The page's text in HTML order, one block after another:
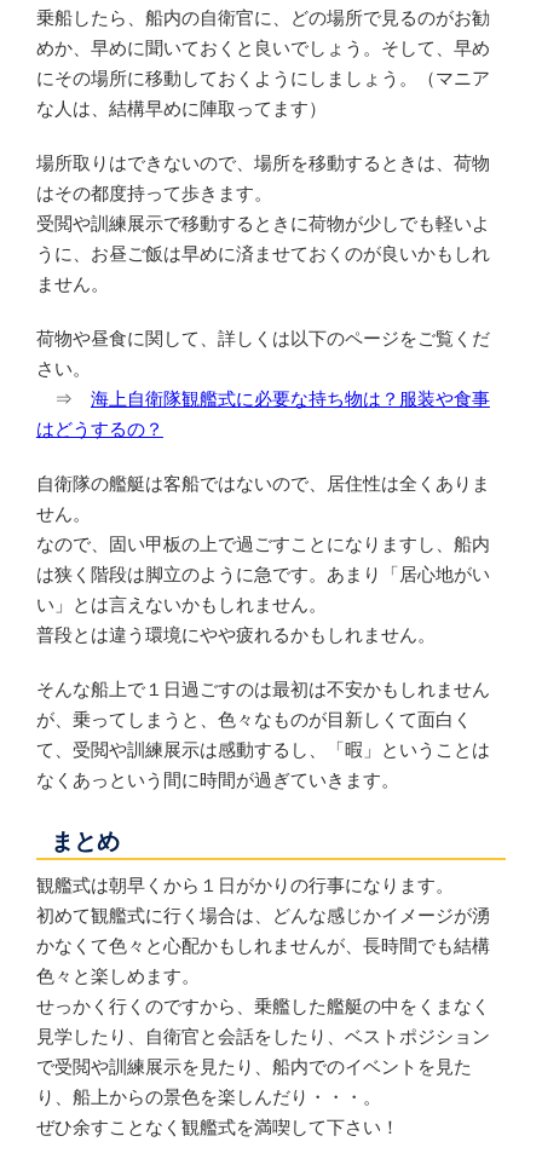
乗船したら、船内の自衛官に、どの場所で見るのがお勧
めか、早めに聞いておくと良いでしょう。そして、早め
にその場所に移動しておくようにしましょう。（マニア
な人は、結構早めに陣取ってます）
場所取りはできないので、場所を移動するときは、荷物
はその都度持って歩きます。
受閲や訓練展示で移動するときに荷物が少しでも軽いよ
うに、お昼ご飯は早めに済ませておくのが良いかもしれ
ません。
荷物や昼食に関して、詳しくは以下のページをご覧くだ
さい。
⇒ 海上自衛隊観艦式に必要な持ち物は？服装や食事
はどうするの？
自衛隊の艦艇は客船ではないので、居住性は全くありま
せん。
なので、固い甲板の上で過ごすことになりますし、船内
は狭く階段は脚立のように急です。あまり「居心地がい
い」とは言えないかもしれません。
普段とは違う環境にやや疲れるかもしれません。
そんな船上で１日過ごすのは最初は不安かもしれません
が、乗ってしまうと、色々なものが目新しくて面白く
て、受閲や訓練展示は感動するし、「暇」ということは
なくあっという間に時間が過ぎていきます。
まとめ
観艦式は朝早くから１日がかりの行事になります。
初めて観艦式に行く場合は、どんな感じかイメージが湧
かなくて色々と心配かもしれませんが、長時間でも結構
色々と楽しめます。
せっかく行くのですから、乗艦した艦艇の中をくまなく
見学したり、自衛官と会話をしたり、ベストポジション
で受閲や訓練展示を見たり、船内でのイベントを見た
り、船上からの景色を楽しんだり・・・。
ぜひ余すことなく観艦式を満喫して下さい！